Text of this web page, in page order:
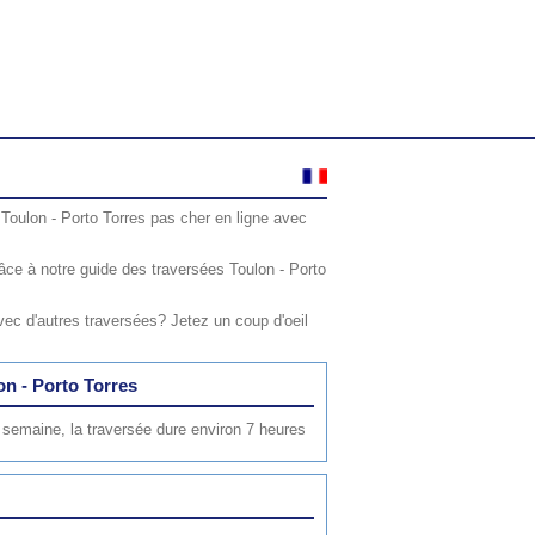
- Porto Torres pas cher en ligne avec
à notre guide des traversées Toulon - Porto
d'autres traversées? Jetez un coup d'oeil
- Porto Torres
la traversée dure environ 7 heures